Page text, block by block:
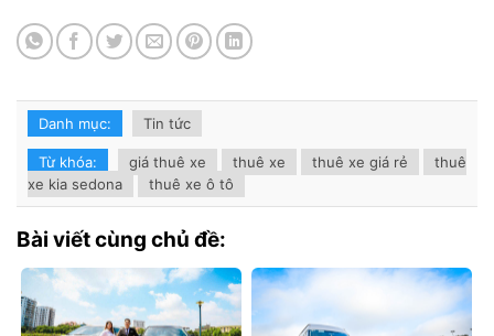
Danh mục: Tin tức
Từ khóa: giá thuê xe thuê xe thuê xe giá rẻ
thuê
xe kia sedona
thuê xe ô tô
Bài viết cùng chủ đề: